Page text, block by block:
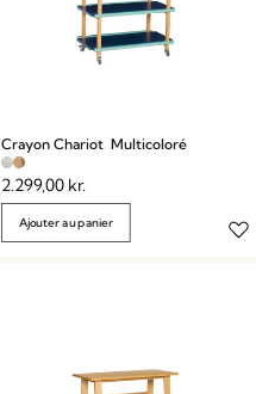
Crayon Chariot Multicoloré
2.299,00 kr.
Ajouter au panier